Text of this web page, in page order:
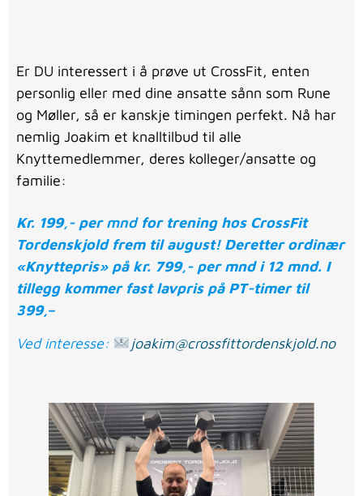
Er DU interessert i å prøve ut CrossFit, enten
personlig eller med dine ansatte sånn som Rune
og Møller, så er kanskje timingen perfekt. Nå har
nemlig Joakim et knalltilbud til alle
Knyttemedlemmer, deres kolleger/ansatte og
familie:
Kr. 199,- permndfor trening hos CrossFit
Tordenskjold frem til august! Deretter ordinær
«Knyttepris» på kr. 799,- per mnd i 12 mnd. I
tillegg kommer fast lavpris på PT-timer til
399,–
Ved interesse:
joakim@crossfittordenskjold.no